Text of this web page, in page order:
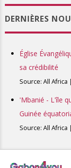
DERNIÈRES
Église
sa crédibilité
Source: All Africa
'Mbanié - L'île
Guinée
Source: All Africa